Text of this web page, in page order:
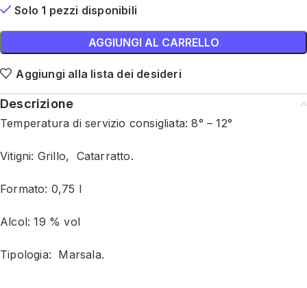
Solo 1 pezzi disponibili
AGGIUNGI AL CARRELLO
Aggiungi alla lista dei desideri
Descrizione
Temperatura di servizio consigliata: 8° – 12°
Vitigni: Grillo, Catarratto.
Formato: 0,75 l
Alcol: 19 % vol
Tipologia: Marsala.